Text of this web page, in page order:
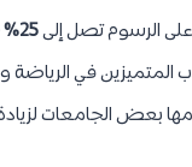
الرسوم تصل إلى25% – 50%
في الرياضة
بعض الجامعات